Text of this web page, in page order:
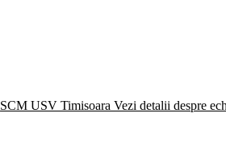
SCM USV Timisoara Vezi detalii despre